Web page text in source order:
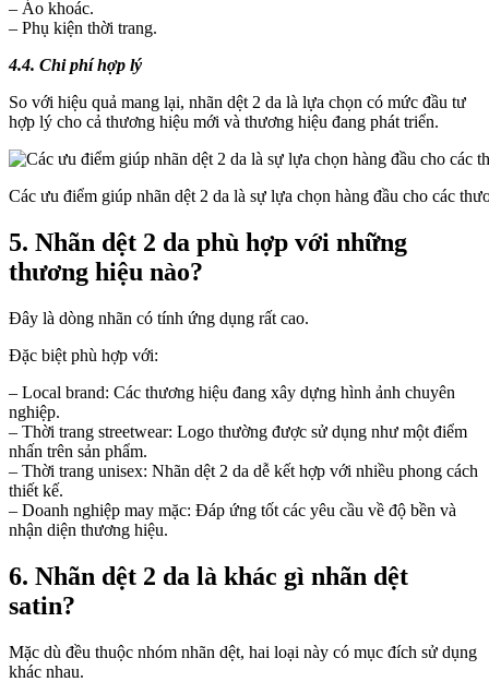
– Áo khoác.
– Phụ kiện thời trang.
4.4. Chi phí hợp lý
So với hiệu quả mang lại, nhãn dệt 2 da là lựa chọn có mức đầu tư
hợp lý cho cả thương hiệu mới và thương hiệu đang phát triển.
Các ưu điểm giúp nhãn dệt 2 da là sự lựa chọn hàng đầu cho các
5. Nhãn dệt 2 da phù hợp với những
thương hiệu nào?
Đây là dòng nhãn có tính ứng dụng rất cao.
Đặc biệt phù hợp với:
– Local brand: Các thương hiệu đang xây dựng hình ảnh chuyên
nghiệp.
– Thời trang streetwear: Logo thường được sử dụng như một điểm
nhấn trên sản phẩm.
– Thời trang unisex: Nhãn dệt 2 da dễ kết hợp với nhiều phong cách
thiết kế.
– Doanh nghiệp may mặc: Đáp ứng tốt các yêu cầu về độ bền và
nhận diện thương hiệu.
6. Nhãn dệt 2 da là khác gì nhãn dệt
satin?
Mặc dù đều thuộc nhóm nhãn dệt, hai loại này có mục đích sử dụng
khác nhau.